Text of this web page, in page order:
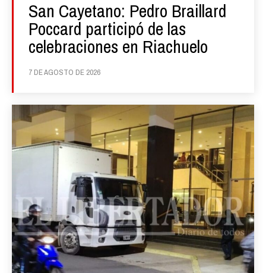
San Cayetano: Pedro Braillard
Poccard participó de las
celebraciones en Riachuelo
7 DE AGOSTO DE 2026